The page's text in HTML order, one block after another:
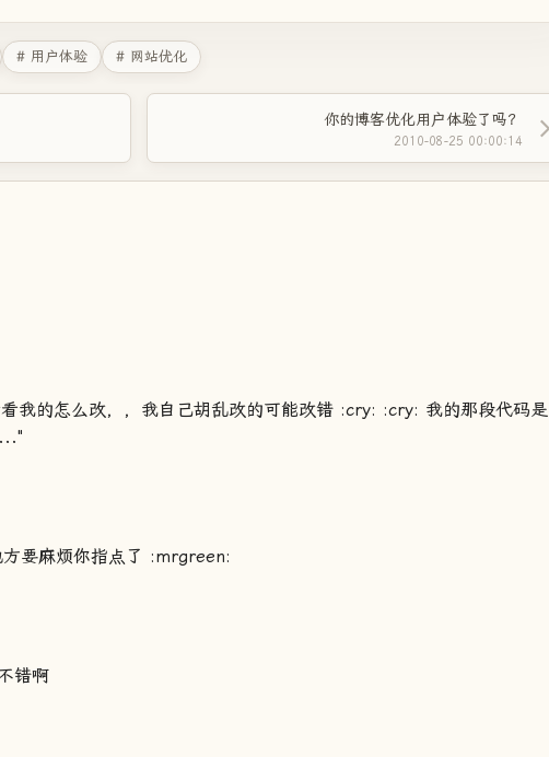
# 用户体验 # 网站优化
你的博客优化用户体验了吗？
2010-08-25 00:00:14
我的怎么改，，我自己胡乱改的可能改错 :cry: :cry: 我的那段代码是
要麻烦你指点了 :mrgreen:
错啊